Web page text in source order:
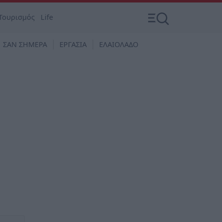
Life
ΣΑΝ ΣΗΜΕΡΑ ΕΡΓΑΣΙΑ ΕΛΑΙΟΛΑΔΟ